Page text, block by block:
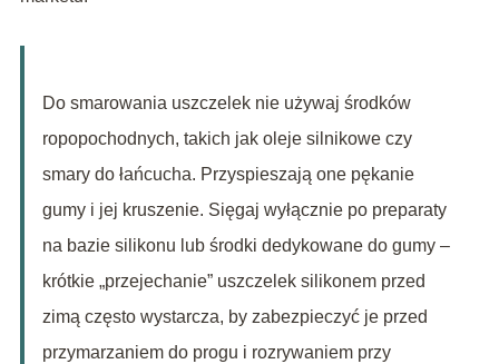
Do smarowania uszczelek nie używaj środków
ropopochodnych, takich jak oleje silnikowe czy
smary do łańcucha. Przyspieszają one pękanie
gumy i jej kruszenie. Sięgaj wyłącznie po preparaty
na bazie silikonu lub środki dedykowane do gumy –
krótkie „przejechanie” uszczelek silikonem przed
zimą często wystarcza, by zabezpieczyć je przed
przymarzaniem do progu i rozrywaniem przy